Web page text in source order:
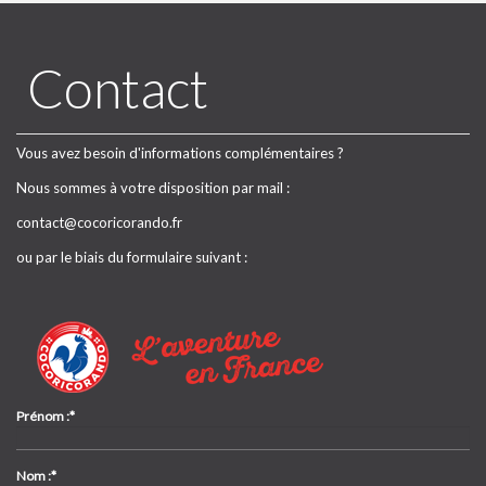
Contact
Vous avez besoin d'informations complémentaires ?
Nous sommes à votre disposition par mail :
contact@cocoricorando.fr
ou par le biais du formulaire suivant :
Prénom :*
Nom :*